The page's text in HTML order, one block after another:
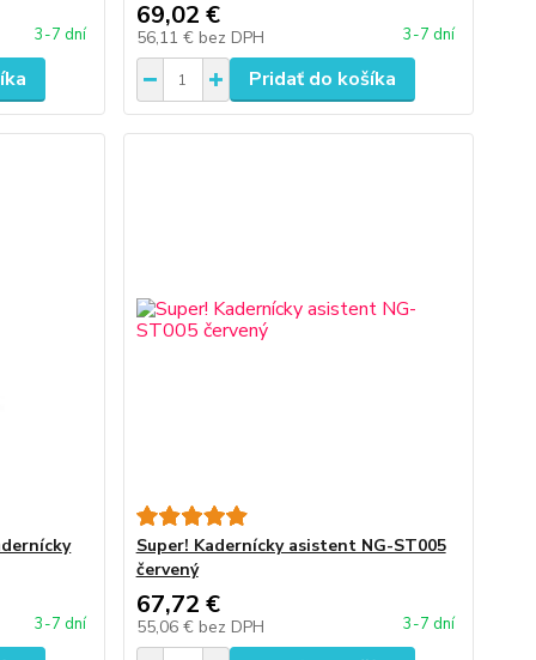
3-7 dní
69,02 €
56,11 € bez DPH 3-7 dní
Pridať do košíka
3-7 dní
Super! Kadernícky asistent NG-ST005
červený
67,72 €
55,06 € bez DPH 3-7 dní